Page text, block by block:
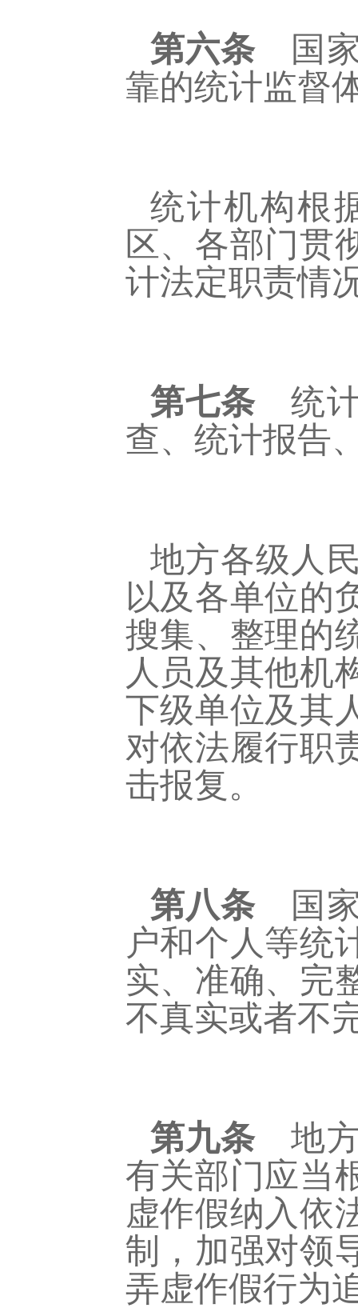
第六条 国家
靠的统计监督
统计机构根
区、各部门贯
计法定职责情
第七条 统计
查、统计报告
地方各级人
以及各单位的
搜集、整理的
人员及其他机
下级单位及其
对依法履行职
击报复。
第八条 国家
户和个人等统
实、准确、完
不真实或者不
第九条 地方
有关部门应当
虚作假纳入依
制，加强对领
弄虚作假行为